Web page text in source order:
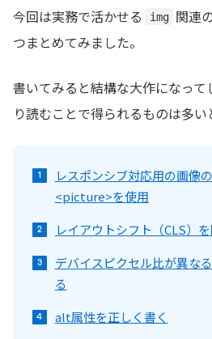
今回は実務で活かせる img 関連
つまとめてみました。
書いてみると結構な大作になっ
り読むことで得られるものは多
レスポンシブ対応用の画像
<picture>を使用
レイアウトシフト（CLS）
デバイスピクセル比が異な
る
alt属性を正しく書く